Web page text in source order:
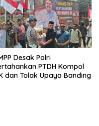
Desak Polri
PTDH Kompol
dan Tolak Upaya Banding